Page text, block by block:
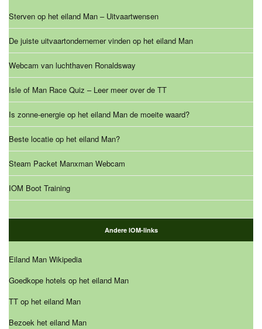
Sterven op het eiland Man – Uitvaartwensen
De juiste uitvaartondernemer vinden op het eiland Man
Webcam van luchthaven Ronaldsway
Isle of Man Race Quiz – Leer meer over de TT
Is zonne-energie op het eiland Man de moeite waard?
Beste locatie op het eiland Man?
Steam Packet Manxman Webcam
IOM Boot Training
Andere IOM-links
Eiland Man Wikipedia
Goedkope hotels op het eiland Man
TT op het eiland Man
Bezoek het eiland Man